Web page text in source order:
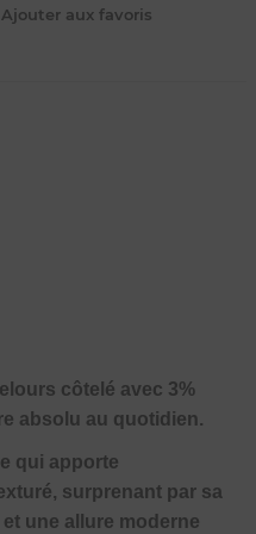
Ajouter aux favoris
côtelé avec 3%
absolu au quotidien.
qui apporte
surprenant par sa
une allure moderne